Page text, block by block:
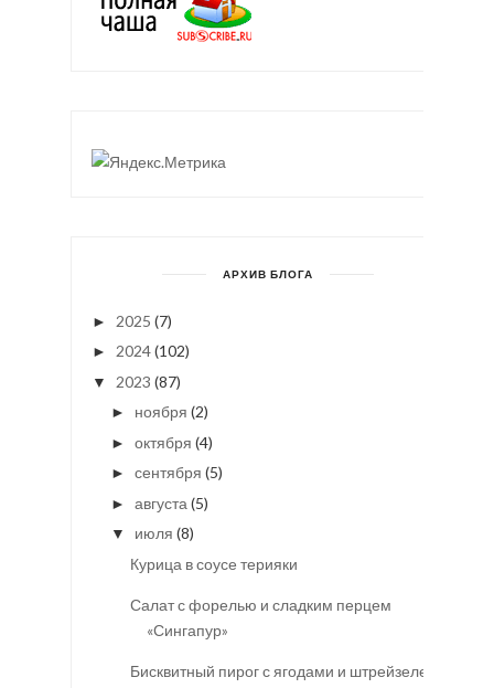
АРХИВ БЛОГА
► 2025 (7)
► 2024(102)
▼ 2023 (87)
► ноября (2)
► октября (4)
► сентября (5)
► августа (5)
▼ июля (8)
Курица в соусе терияки
Салат с форелью и сладким перцем
«Сингапур»
Бисквитный пирог с ягодами и штрейзелем